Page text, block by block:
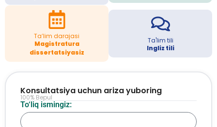
Ta’lim darajasi
Magistratura
dissertatsiyasiz
Ta'lim tili
Ingliz tili
To‘liq ismingiz:
Konsultatsiya uchun ariza yuboring
100% Bepul